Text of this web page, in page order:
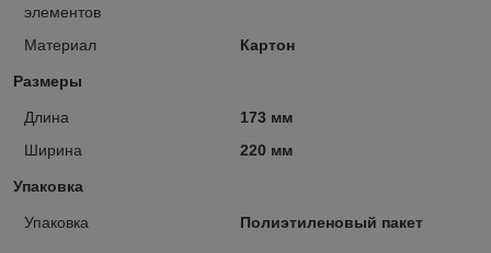
элементов
Материал Картон
Размеры
Длина
173 мм
Ширина
220 мм
Упаковка
Упаковка Полиэтиленовый пакет